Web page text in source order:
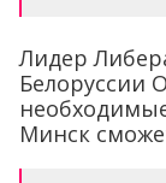
Лидер
Белоруссии
Минск